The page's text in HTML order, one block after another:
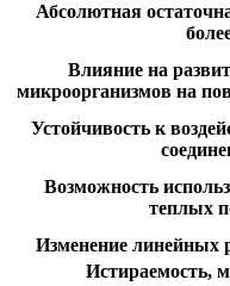
Абсолютная
Влияние на
микроорганизмов на
Устойчивость к
Возможность
теплых
Изменение линейных
Истираемость,